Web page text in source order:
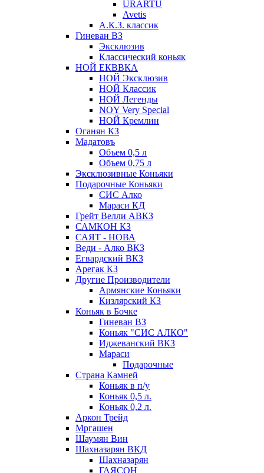
URARTU
Avetis
А.К.З. классик
Гиневан ВЗ
Эксклюзив
Классический коньяк
НОЙ ЕКВВКА
НОЙ Эксклюзив
НОЙ Классик
НОЙ Легенды
NOY Very Speсial
НОЙ Кремлин
Оганян КЗ
Мадатовъ
Объем 0,5 л
Объем 0,75 л
Эксклюзивные Коньяки
Подарочные Коньяки
СИС Алко
Мараси КД
Грейт Велли АВКЗ
САМКОН КЗ
САЯТ - НОВА
Веди - Алко ВКЗ
Егвардский ВКЗ
Арегак КЗ
Другие Производители
Армянские Коньяки
Кизлярский КЗ
Коньяк в Бочке
Гиневан ВЗ
Коньяк "СИС АЛКО"
Иджеванский ВКЗ
Мараси
Подарочные
Страна Камней
Коньяк в п/у
Коньяк 0,5 л.
Коньяк 0,2 л.
Аркон Трейд
Мргашен
Шаумян Вин
Шахназарян ВКД
Шахназарян
ГАЯСОН